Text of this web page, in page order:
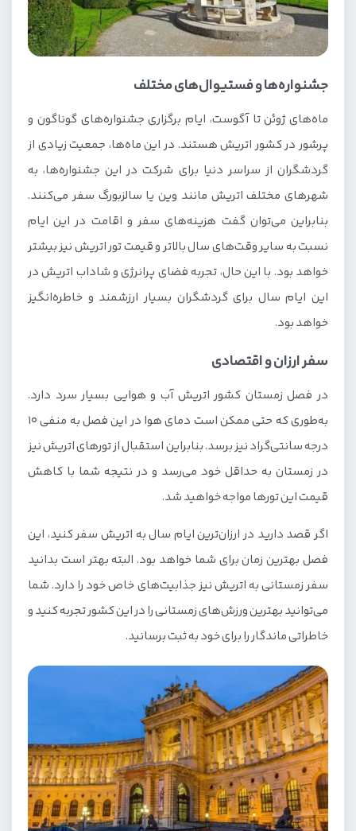
جشنواره‌ها و فستیوال‌های مختلف
ماه‌های ژوئن تا آگوست، ایام برگزاری جشنواره‌های گوناگون و
پرشور در کشور اتریش هستند. در این ماه‌ها، جمعیت زیادی از
گردشگران از سراسر دنیا برای شرکت در این جشنواره‌ها، به
شهرهای مختلف اتریش مانند وین یا سالزبورگ سفر می‌کنند.
بنابراین می‌توان گفت هزینه‌های سفر و اقامت در این ایام
نسبت به سایر وقت‌های سال بالاتر و قیمت تور اتریش نیز بیشتر
خواهد بود. با این حال، تجربه فضای پرانرژی و شاداب اتریش در
این ایام سال برای گردشگران بسیار ارزشمند و خاطره‌انگیز
خواهد بود.
سفر ارزان و اقتصادی
در فصل زمستان کشور اتریش آب و هوایی بسیار سرد دارد.
به‌طوری که حتی ممکن است دمای هوا در این فصل به منفی 10
درجه سانتی‌گراد نیز برسد. بنابراین استقبال از تورهای اتریش نیز
در زمستان به حداقل خود می‌رسد و در نتیجه شما با کاهش
قیمت این تورها مواجه خواهید شد.
اگر قصد دارید در ارزان‌ترین ایام سال به اتریش سفر کنید، این
فصل بهترین زمان برای شما خواهد بود. البته بهتر است بدانید
سفر زمستانی به اتریش نیز جذابیت‌های خاص خود را دارد. شما
می‌توانید بهترین ورزش‌های زمستانی را در این کشور تجربه کنید و
خاطراتی ماندگار را برای خود به ثبت برسانید.